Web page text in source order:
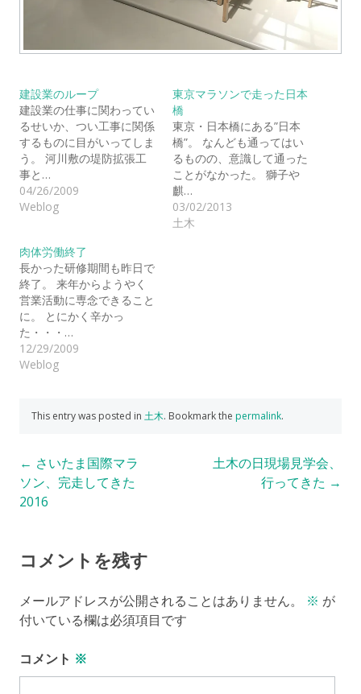
建設業のループ
建設業の仕事に関わってい
るせいか、つい工事に関係
するものに目がいってしま
う。 河川敷の堤防拡張工
事と…
04/26/2009
Weblog
東京マラソンで走った日本
橋
東京・日本橋にある”日本
橋”。 なんども通ってはい
るものの、意識して通った
ことがなかった。 獅子や
麒…
03/02/2013
土木
肉体労働終了
長かった研修期間も昨日で
終了。 来年からようやく
営業活動に専念できること
に。 とにかく辛かっ
た・・・…
12/29/2009
Weblog
This entry was posted in 土木. Bookmark the permalink.
Post
navigation
← さいたま国際マラ
ソン、完走してきた
2016
土木の日現場見学会、
行ってきた →
コメントを残す
メールアドレスが公開されることはありません。 ※ が
付いている欄は必須項目です
コメント ※